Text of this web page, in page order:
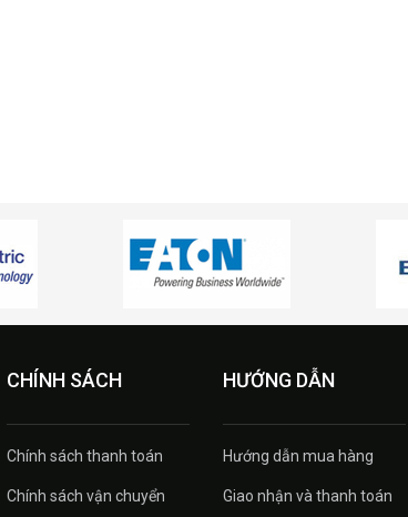
CHÍNH SÁCH
Chính sách thanh toán
Chính sách vận chuyển
HƯỚNG DẪN
Hướng dẫn mua hàng
Giao nhận và thanh toán